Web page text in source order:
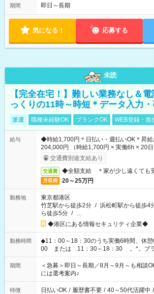
期間 即日～長期
気になる！ 応募する
未読
【完全在宅！】難しい業務なし＆
っくりの11時～時短＊データ入力
派遣 職種未経験OK ブランクOK WEB登録・面
給与
◆時給1,700円＊日払い・週払いOK＊昇
204,000円 （時給1,700円 × 実働6h × 20日
交通費別途支給あり
交通費 ◆全額支給 ＊家が少し遠くても
月収例 20～25万円
勤務地
東京都港区
竹芝駅から徒歩2分 / 浜松町駅から徒歩4
ら徒歩5分 / …
◆港区にある情報セキュリティ企業◆
勤務時間
◆11：00～18：30のうち実働6時間、休
00 または 11：30～18：30 。*。ブランクOK！。*。 例え
ば前職が、 在宅/財団法人/事務/コールセ
スタッフ スイーツ販売/ホテルフロント/
業界から入社して活躍されています♪
期間
＜急募＞即日～長期／8月～9月～も相談
には選考案内♪
特徴 日払いOK / 履歴書不要 / 40～50代活躍中 /